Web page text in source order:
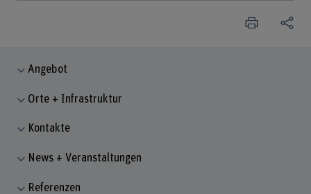
Angebot
Orte + Infrastruktur
Kontakte
News + Veranstaltungen
Referenzen